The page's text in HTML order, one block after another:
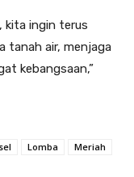
kita ingin terus
tanah air, menjaga
kebangsaan,”
Lomba
Meriah